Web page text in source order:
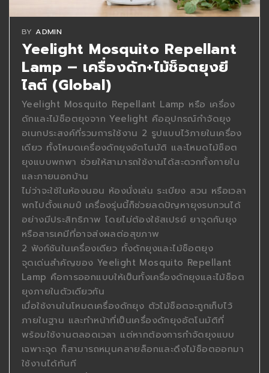
BY ADMIN
Yeelight Mosquito Repellant
Lamp – เครื่องดัก+ไม้ช็อตยุงยี
ไลต์ (Global)
Yeelight Mosquito Repellant Lamp หรือ เครื่อง
ดักและไม้ช็อตยุงจาก Yeelight คืออุปกรณ์กำจัดยุง
อเนกประสงค์ที่รวมการใช้งาน 2 รูปแบบไว้ภายในเครื่อง
เดียว ทั้งโหมดเครื่องดักยุงอัตโนมัติ และโหมดไม้ช็อต
ยุงแบบพกพา ช่วยให้สามารถใช้งานได้สะดวกทั้งภายใน
และภายนอกบ้าน
ไม่ว่าจะใช้ในห้องนอน ห้องนั่งเล่น ระเบียง สวน หรือเวลา
พกไปตั้งแคมป์ เครื่องรุ่นนี้ก็ช่วยลดปัญหายุงรบกวนได้
อย่างมีประสิทธิภาพ โดยไม่ต้องใช้สเปรย์ ยาจุดกันยุง
หรือสารเคมีที่อาจส่งผลต่อสุขภาพ
2 ฟังก์ชันในเครื่องเดียว ทั้งดักยุงและไม้ช็อตยุง
จุดเด่นสำคัญของ Yeelight Mosquito Repellant
Lamp คือการออกแบบให้เป็นทั้งเครื่องดักยุงและไม้ช็อต
ยุงภายในตัวเดียวกัน
เมื่อใช้งานในโหมดเครื่องดักยุง ตัวไม้ช็อตจะถูกเก็บไว้
ภายในฐาน และทำหน้าที่เป็นเครื่องดักยุงอัตโนมัติที่
พร้อมใช้งานตลอดเวลา แต่หากต้องการกำจัดยุงแบบ
เฉพาะจุด ก็สามารถหมุนคลายล็อกและดึงไม้ช็อตออกมา
ใช้งานได้ทันที